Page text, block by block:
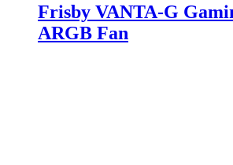
Frisby VANTA-G
ARGB Fan